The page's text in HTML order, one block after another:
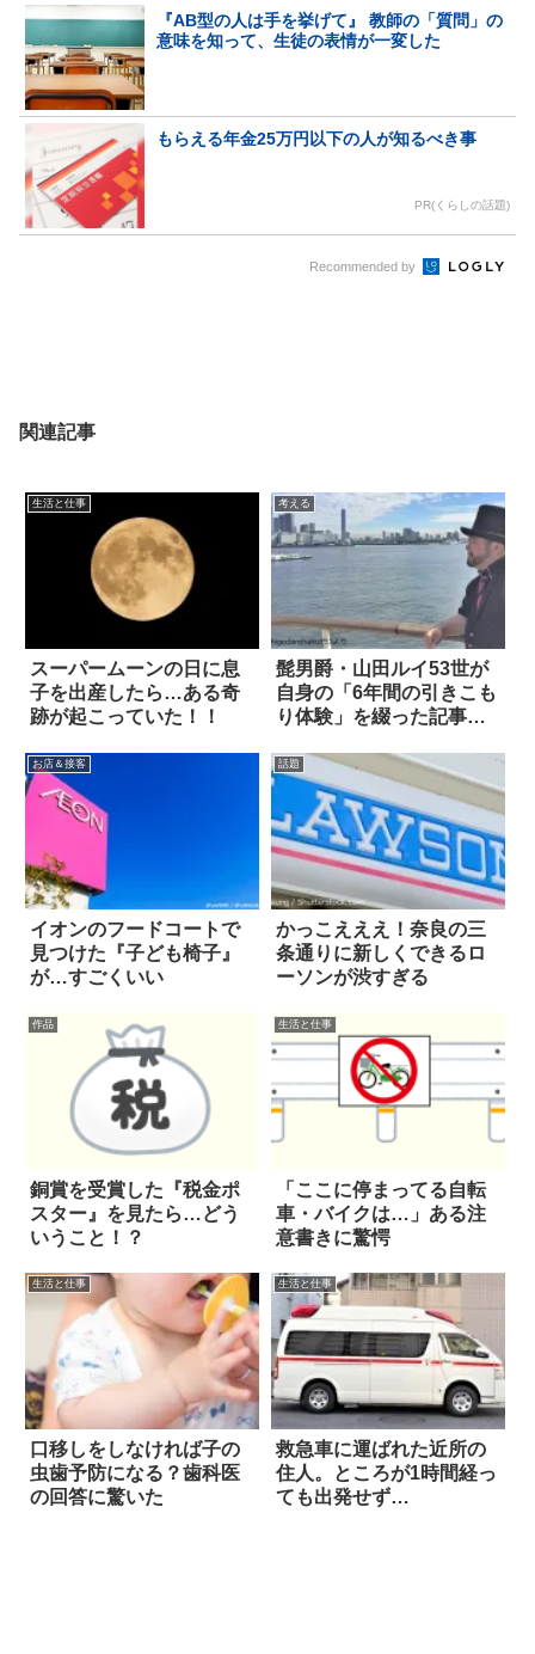
『AB型の人は手を挙げて』 教師の「質問」の
意味を知って、生徒の表情が一変した
もらえる年金25万円以下の人が知るべき事
PR(くらしの話題)
Recommended by
関連記事
生活と仕事
スーパームーンの日に息
子を出産したら…ある奇
跡が起こっていた！！
考える
髭男爵・山田ルイ53世が
自身の「6年間の引きこも
り体験」を綴った記事に
お店＆接客
イオンのフードコートで
見つけた『子ども椅子』
が…すごくいい
話題
かっこえええ！奈良の三
条通りに新しくできるロ
ーソンが渋すぎる
作品
銅賞を受賞した『税金ポ
スター』を見たら…どう
いうこと！？
生活と仕事
「ここに停まってる自転
車・バイクは…」ある注
意書きに驚愕
生活と仕事
口移しをしなければ子の
虫歯予防になる？歯科医
の回答に驚いた
生活と仕事
救急車に運ばれた近所の
住人。ところが1時間経っ
ても出発せず…